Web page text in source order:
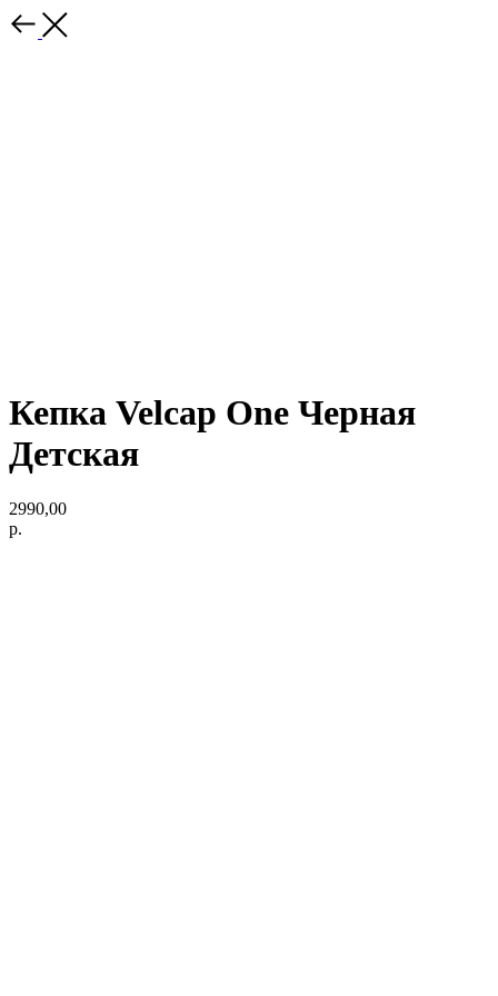
Кепка Velcap One Черная
Детская
2990,00
р.